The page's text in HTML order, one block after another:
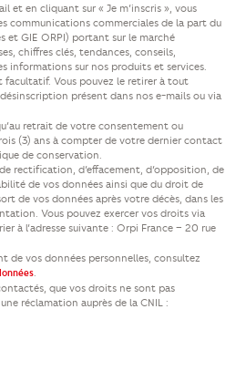
et en cliquant sur « Je m’inscris », vous
communications commerciales de la part du
et GIE ORPI) portant sur le marché
chiffres clés, tendances, conseils,
informations sur nos produits et services.
Vous pouvez le retirer à tout
présent dans nos e-mails ou via
retrait de votre consentement ou
(3) ans à compter de votre dernier contact
de conservation.
rectification, d’effacement, d’opposition, de
de vos données ainsi que du droit de
de vos données après votre décès, dans les
Vous pouvez exercer vos droits via
à l’adresse suivante : Orpi France – 20 rue
de vos données personnelles, consultez
que vos droits ne sont pas
réclamation auprès de la CNIL :